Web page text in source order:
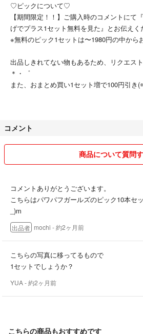
♡ピックについて♡
【期間限定！！】ご購入時のコメントにて
げでプラス1セット無料を見た』とお伝えく
※無料のピック1セットは〜1980円の中から
出品しきれてない物もあるため、リクエス
＊・゜
また、おまとめ買い1セット増で100円引き
円でカスタム可能となっておりますので、
ださい！
※商品のサイズによりこちらで発送方法の変
す。
発送方法にご希望がある場合はご購入時に
できる限りご希望の価格でご提供できるよう
努めておりますので、コメントにてのご連
お待ちしております！！
コメント
商品について質問
コメントありがとうございます。
こちらはパワパフガールズのピック10本セ
_)m
出品者 mochi - 約2ヶ月前
こちらの写真に移ってるもので
1セットでしょうか？
YUA- 約2ヶ月前
こちらの商品もおすすめです